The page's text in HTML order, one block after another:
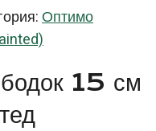
Оптимо
15 см